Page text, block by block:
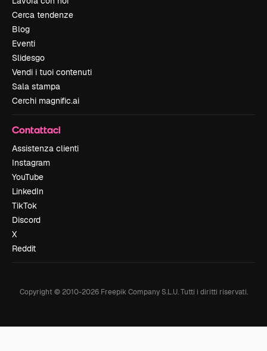
Cerca tendenze
Blog
Eventi
Slidesgo
Vendi i tuoi contenuti
Sala stampa
Cerchi magnific.ai
Contattaci
Assistenza clienti
Instagram
YouTube
LinkedIn
TikTok
Discord
X
Reddit
Copyright © 2010-2026Freepik Company S.L.U. Tutti i diritti riservati.